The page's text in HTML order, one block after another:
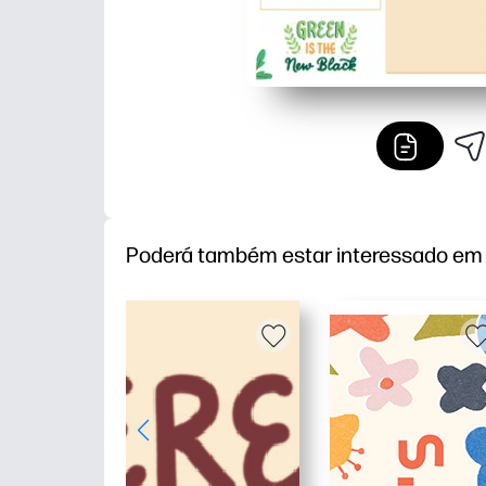
Poderá também estar interessado em